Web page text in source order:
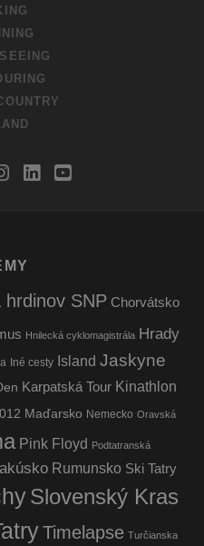
instagram
linkedinyoutube
hrdinov SNP Chorvátsko
Hnilecká cyklomagistrála Hrady
Iné cesty Island Jaskyne
Karpatská Tour Kinathlon
Maďarsko Nemecko Oravská
Pink Floyd Podtatranská
Rumunsko Ski Tatry
Slovenský Kras
Timelapse Turčianska